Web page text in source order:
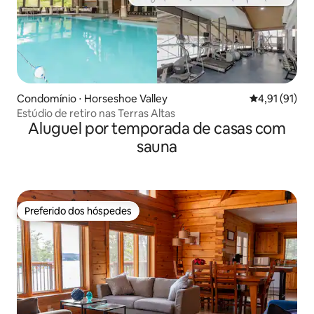
Condomínio ⋅ Horseshoe Valley 4,91 de uma
4,91 (91)
Estúdio de retiro nas Terras Altas
Aluguel por temporada de casas com
sauna
Preferido dos hóspedes
Preferido dos hóspedes